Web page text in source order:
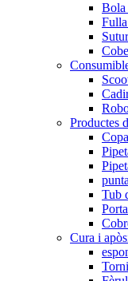
Bola
Productes
Tub
Cura i